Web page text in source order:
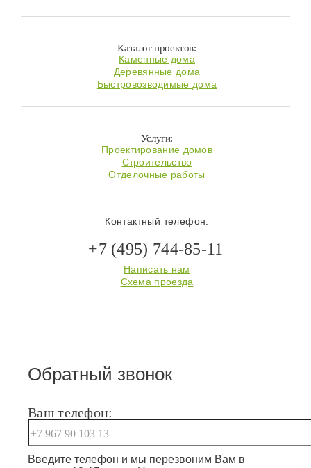
Каталог проектов:
Каменные дома
Деревянные дома
Быстровозводимые дома
Услуги:
Проектирование домов
Строительство
Отделочные работы
Контактный телефон:
+7 (495) 744-85-11
Написать нам
Схема проезда
Обратный звонок
Ваш телефон:
Введите телефон и мы перезвоним Вам в